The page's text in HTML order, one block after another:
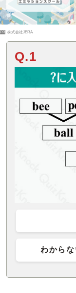
PR 株式会社JERA
Q.1
わから